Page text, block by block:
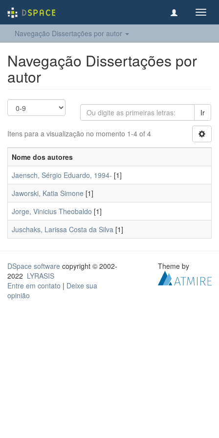
Navegação Dissertações por autor
Navegação Dissertações por
autor
Ir
Itens para a visualização no momento 1-4 of 4
Nome dos autores
Jaensch, Sérgio Eduardo, 1994- [1]
Jaworski, Katia Simone [1]
Jorge, Vinicius Theobaldo [1]
Juschaks, Larissa Costa da Silva [1]
DSpace software copyright © 2002-
2022 LYRASIS
Entre em contato | Deixe sua
opinião
Theme by